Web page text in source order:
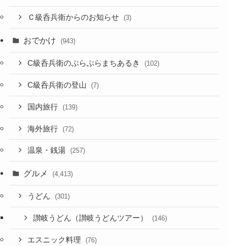
Ｃ級呑兵衛からのお知らせ (3)
おでかけ (943)
C級呑兵衛のぷらぷらまちあるき (102)
C級呑兵衛の登山 (7)
国内旅行 (139)
海外旅行 (72)
温泉・銭湯 (257)
グルメ (4,413)
うどん (301)
讃岐うどん（讃岐うどんツアー） (146)
エスニック料理 (76)